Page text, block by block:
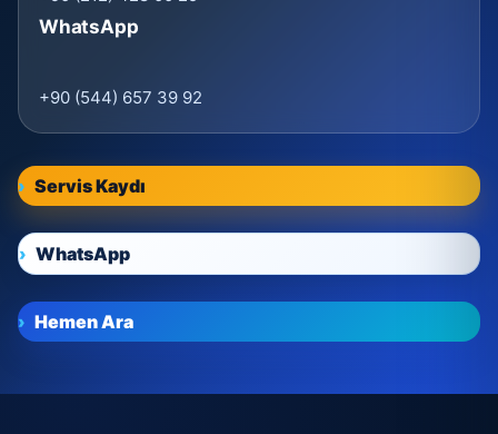
WhatsApp
+90 (544) 657 39 92
Servis Kaydı
WhatsApp
Hemen Ara